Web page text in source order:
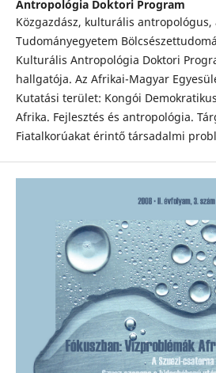
Antropológia Doktori Program
Közgazdász, kulturális antropológus,
Tudományegyetem
Kulturális Antropológia Doktori
hallgatója. Az Afrikai-Magyar
Kutatási terület: Kongói
Afrika. Fejlesztés és antropológia.
Fiatalkorúakat érintő társadalmi